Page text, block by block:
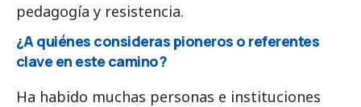
pedagogía y resistencia.
¿A quiénes consideras pioneros o referentes
clave en este camino?
Ha habido muchas personas e instituciones